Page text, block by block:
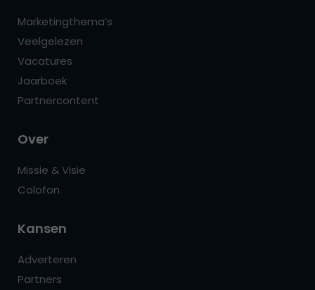
Marketingthema’s
Veelgelezen
Vacatures
Jaarboek
Partnercontent
Over
Missie & Visie
Colofon
Kansen
Adverteren
Partners